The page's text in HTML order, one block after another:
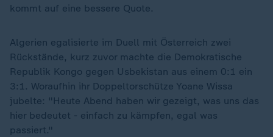
kommt auf eine bessere Quote.
Algerien egalisierte im Duell mit Österreich zwei
Rückstände, kurz zuvor machte die Demokratische
Republik Kongo gegen Usbekistan aus einem 0:1 ein
3:1. Woraufhin ihr Doppeltorschütze Yoane Wissa
jubelte: "Heute Abend haben wir gezeigt, was uns das
hier bedeutet - einfach zu kämpfen, egal was
passiert."